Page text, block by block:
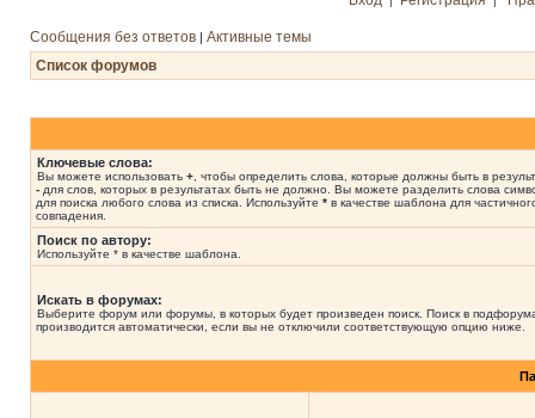
Сообщения без ответов | Активные темы
Список форумов
Ключевые слова:
Вы можете использовать + , чтобы определить слова, которые должны быть в
- для слов, которых в результатах быть не должно. Вы можете разделить слова
для поиска любого слова из списка. Используйте * в качестве шаблона для
совпадения.
Поиск по автору:
Используйте * в качестве шаблона.
Искать в форумах:
Выберите форум или форумы, в которых будет произведен поиск. Поиск в
производится автоматически, если вы не отключили соответствующую опцию ниже.